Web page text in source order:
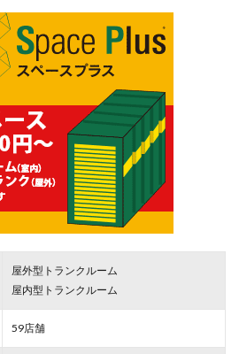
屋外型トランクルーム
屋内型トランクルーム
59店舗